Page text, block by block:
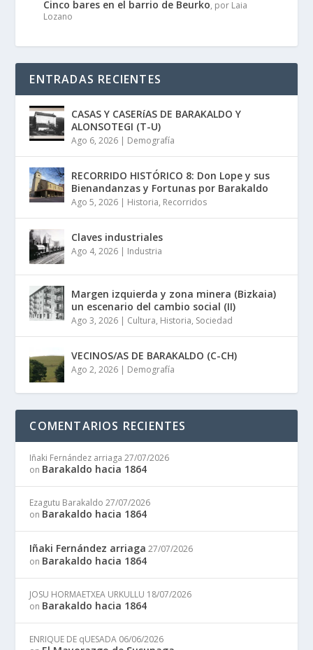
Cinco bares en el barrio de Beurko, por Laia
Lozano
ENTRADAS RECIENTES
CASAS Y CASERíAS DE BARAKALDO Y
ALONSOTEGI (T-U)
Ago 6, 2026 | Demografía
RECORRIDO HISTÓRICO 8: Don Lope y sus
Bienandanzas y Fortunas por Barakaldo
Ago 5, 2026 | Historia, Recorridos
Claves industriales
Ago 4, 2026 | Industria
Margen izquierda y zona minera (Bizkaia)
un escenario del cambio social (II)
Ago 3, 2026 | Cultura, Historia, Sociedad
VECINOS/AS DE BARAKALDO (C-CH)
Ago 2, 2026 | Demografía
COMENTARIOS RECIENTES
Iñaki Fernández arriaga 27/07/2026
on Barakaldo hacia 1864
Ezagutu Barakaldo 27/07/2026
on Barakaldo hacia 1864
Iñaki Fernández arriaga 27/07/2026
on Barakaldo hacia 1864
JOSU HORMAETXEA URKULLU 18/07/2026
on Barakaldo hacia 1864
ENRIQUE DE qUESADA 06/06/2026